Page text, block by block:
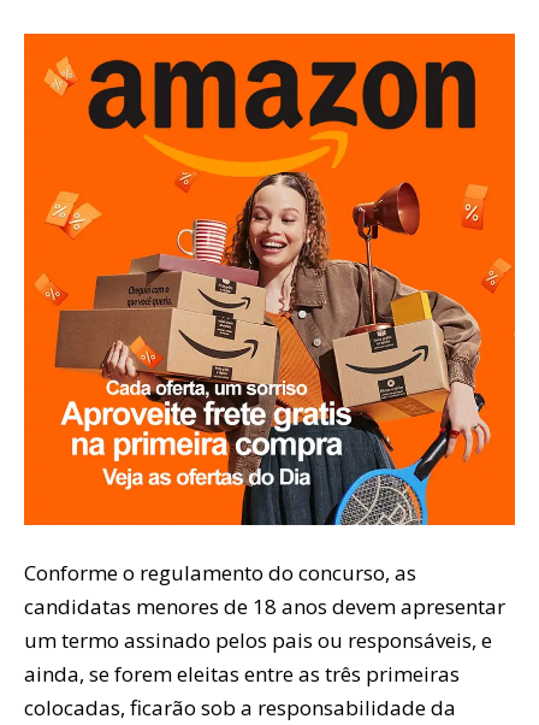
Conforme o regulamento do concurso, as
candidatas menores de 18 anos devem apresentar
um termo assinado pelos pais ou responsáveis, e
ainda, se forem eleitas entre as três primeiras
colocadas, ficarão sob a responsabilidade da